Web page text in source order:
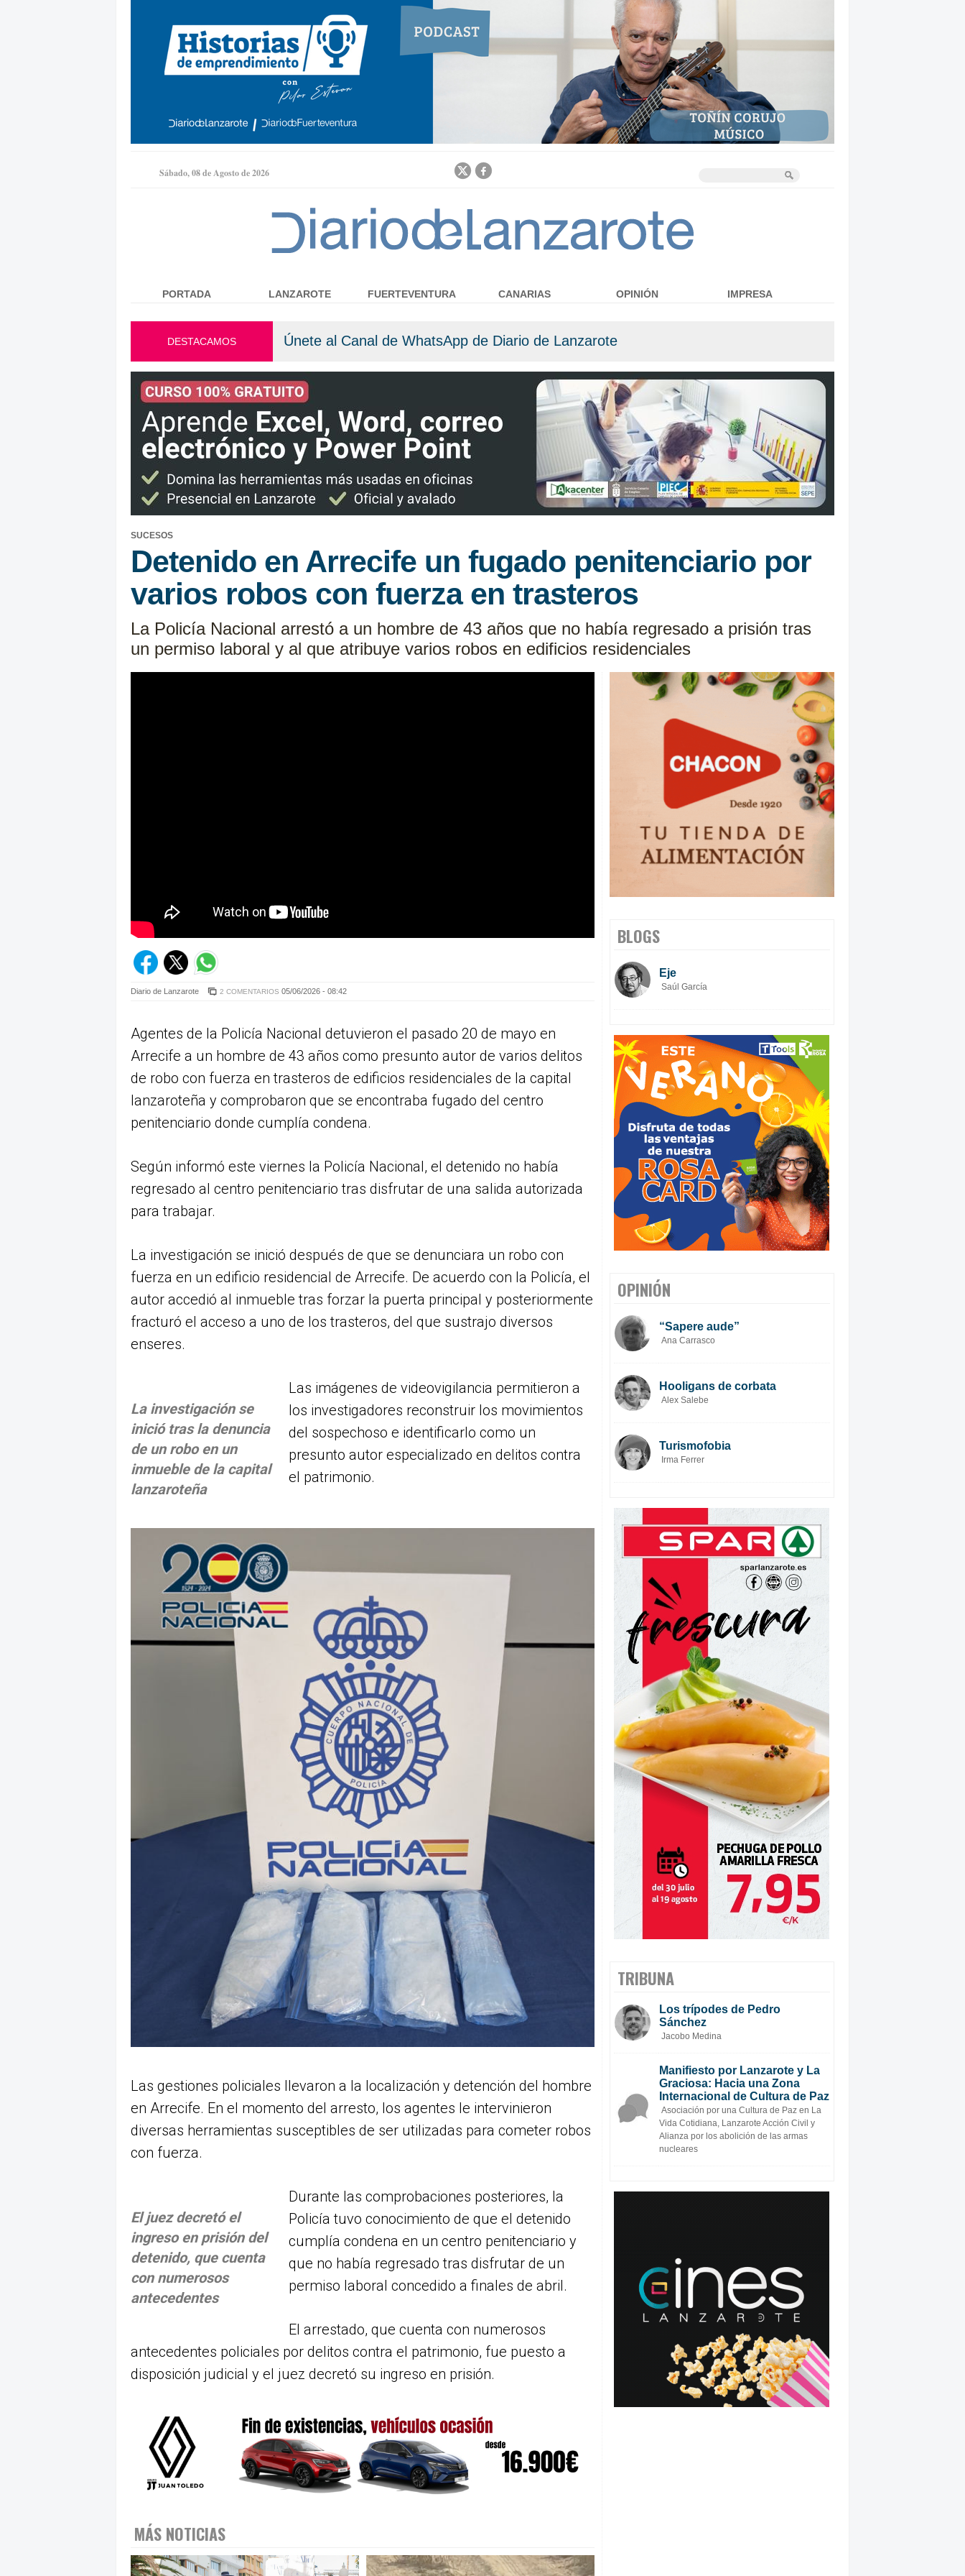
Jump to navigation
Sábado, 08 de Agosto de 2026
DESTACAMOS Únete al Canal de WhatsApp de Diario de Lanzarote
SUCESOS
Detenido en Arrecife un fugado penitenciario por
varios robos con fuerza en trasteros
La Policía Nacional arrestó a un hombre de 43 años que no había regresado a prisión tras
un permiso laboral y al que atribuye varios robos en edificios residenciales
Diario de Lanzarote 2 COMENTARIOS 05/06/2026 - 08:42
Agentes de la Policía Nacional detuvieron el pasado 20 de mayo en
Arrecife a un hombre de 43 años como presunto autor de varios delitos
de robo con fuerza en trasteros de edificios residenciales de la capital
lanzaroteña y comprobaron que se encontraba fugado del centro
penitenciario donde cumplía condena.
Según informó este viernes la Policía Nacional, el detenido no había
regresado al centro penitenciario tras disfrutar de una salida autorizada
para trabajar.
La investigación se inició después de que se denunciara un robo con
fuerza en un edificio residencial de Arrecife. De acuerdo con la Policía, el
autor accedió al inmueble tras forzar la puerta principal y posteriormente
fracturó el acceso a uno de los trasteros, del que sustrajo diversos
enseres.
La investigación se
inició tras la denuncia
de un robo en un
inmueble de la capital
lanzaroteña
Las imágenes de videovigilancia permitieron a
los investigadores reconstruir los movimientos
del sospechoso e identificarlo como un
presunto autor especializado en delitos contra
el patrimonio.
Las gestiones policiales llevaron a la localización y detención del hombre
en Arrecife. En el momento del arresto, los agentes le intervinieron
diversas herramientas susceptibles de ser utilizadas para cometer robos
con fuerza.
El juez decretó el
ingreso en prisión del
detenido, que cuenta
con numerosos
antecedentes
Durante las comprobaciones posteriores, la
Policía tuvo conocimiento de que el detenido
cumplía condena en un centro penitenciario y
que no había regresado tras disfrutar de un
permiso laboral concedido a finales de abril.
El arrestado, que cuenta con numerosos
antecedentes policiales por delitos contra el patrimonio, fue puesto a
disposición judicial y el juez decretó su ingreso en prisión.
MÁS NOTICIAS
PORTADA LANZAROTE FUERTEVENTURA CANARIAS OPINIÓN IMPRESA
BLOGS
Eje
Saúl García
OPINIÓN
“Sapere aude”
Ana Carrasco
Hooligans de corbata
Alex Salebe
Turismofobia
Irma Ferrer
TRIBUNA
Los trípodes de Pedro
Sánchez
Jacobo Medina
Manifiesto por Lanzarote y La
Graciosa: Hacia una Zona
Internacional de Cultura de Paz
Asociación por una Cultura de Paz en La
Vida Cotidiana, Lanzarote Acción Civil y
Alianza por los abolición de las armas
nucleares